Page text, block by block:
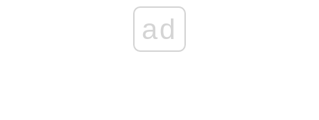
ad